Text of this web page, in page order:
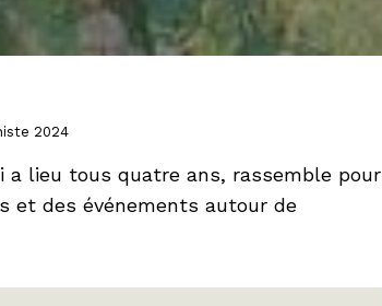
2024
a lieu tous quatre ans, rassemble pour
et des événements autour de